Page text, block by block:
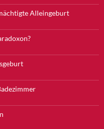
Alleingeburt